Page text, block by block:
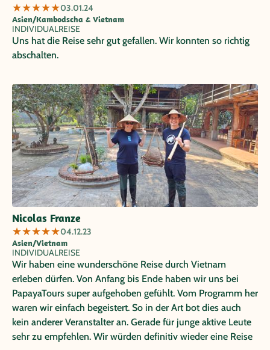
★★★★★03.01.24
Asien/Kambodscha & Vietnam
INDIVIDUALREISE
Uns hat die Reise sehr gut gefallen. Wir konnten so richtig
abschalten.
Nicolas Franze
★★★★★04.12.23
Asien/Vietnam
INDIVIDUALREISE
Wir haben eine wunderschöne Reise durch Vietnam
erleben dürfen. Von Anfang bis Ende haben wir uns bei
PapayaTours super aufgehoben gefühlt. Vom Programm her
waren wir einfach begeistert. So in der Art bot dies auch
kein anderer Veranstalter an. Gerade für junge aktive Leute
sehr zu empfehlen. Wir würden definitiv wieder eine Reise